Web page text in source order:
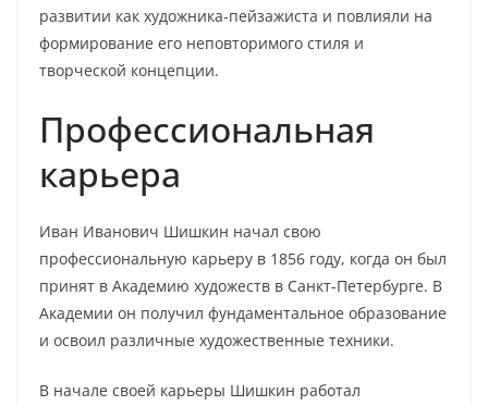
развитии как художника-пейзажиста и повлияли на
формирование его неповторимого стиля и
творческой концепции.
Профессиональная
карьера
Иван Иванович Шишкин начал свою
профессиональную карьеру в 1856 году, когда он был
принят в Академию художеств в Санкт-Петербурге. В
Академии он получил фундаментальное образование
и освоил различные художественные техники.
В начале своей карьеры Шишкин работал